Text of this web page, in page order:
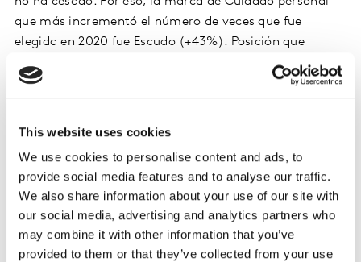
This website uses cookies
We use cookies to personalise content and ads, to
provide social media features and to analyse our traffic.
We also share information about your use of our site with
our social media, advertising and analytics partners who
may combine it with other information that you’ve
provided to them or that they’ve collected from your use
que más incrementó el número de veces que fue
elegida en 2020 fue Escudo (+43%). Posición que
mantiene en 2021 impulsada principalmente por
México. Nuevos compradores es su principal palanca de
crecimiento, y se suman desde todos los niveles
En cuanto al sector de Belleza, durante el aislamiento
se vio afectado por la menor convivencia social, pero a
medida que el confinamiento ha sido menos estricto,
se empieza a recuperar, no a la par para todos los
países de América Latina, cada uno a su ritmo.